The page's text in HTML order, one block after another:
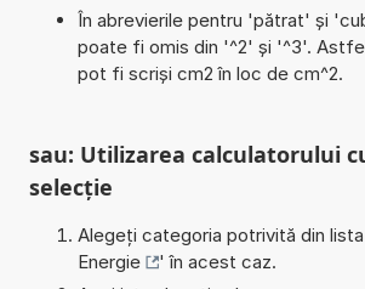
În abrevierile pentru 'pătrat' și
poate fi omis din '^2' și '^3'.
pot fi scriși cm2 în loc de cm^2.
sau: Utilizarea calculatorului
selecție
Alegeți categoria potrivită din
Energie
' în acest caz.